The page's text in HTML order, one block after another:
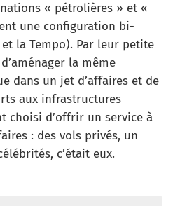
« pétrolières » et «
une configuration bi-
et la Tempo). Par leur petite
la même
dans un jet d’affaires et de
aux infrastructures
choisi d’offrir un service à
: des vols privés, un
c’était eux.